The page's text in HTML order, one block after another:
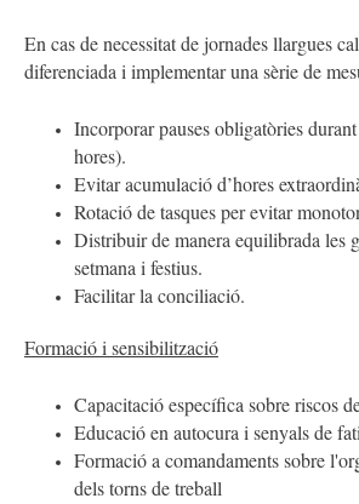
En cas de necessitat de jornades llargues
diferenciada i implementar una sèrie de
Incorporar pauses obligatòries
hores).
Evitar acumulació d’hores
Rotació de tasques per evitar
Distribuir de manera equilibrada les
setmana i festius.
Facilitar la conciliació.
Formació i sensibilització
Capacitació específica sobre riscos
Educació en autocura i senyals de
Formació a comandaments sobre
dels torns de treball